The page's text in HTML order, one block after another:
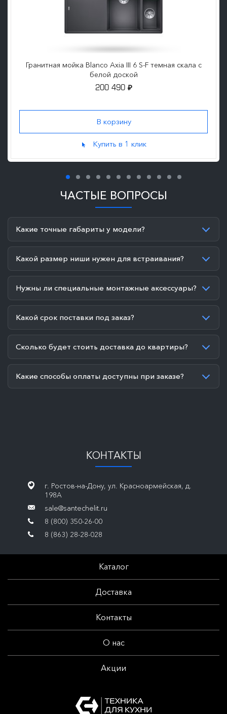
Гранитная мойка Blanco Axia III 6 S-F темная скала с
белой доской
200 490 ₽
Купить в 1 клик
ЧАСТЫЕ ВОПРОСЫ
Какие точные габариты у модели?
Какой размер ниши нужен для встраивания?
Нужны ли специальные монтажные аксессуары?
Какой срок поставки под заказ?
Сколько будет стоить доставка до квартиры?
Какие способы оплаты доступны при заказе?
КОНТАКТЫ
г. Ростов-на-Дону, ул. Красноармейская, д.
198А
sale@santechelit.ru
8 (800) 350-26-00
8 (863) 28-28-028
Каталог
Доставка
Контакты
О нас
Акции